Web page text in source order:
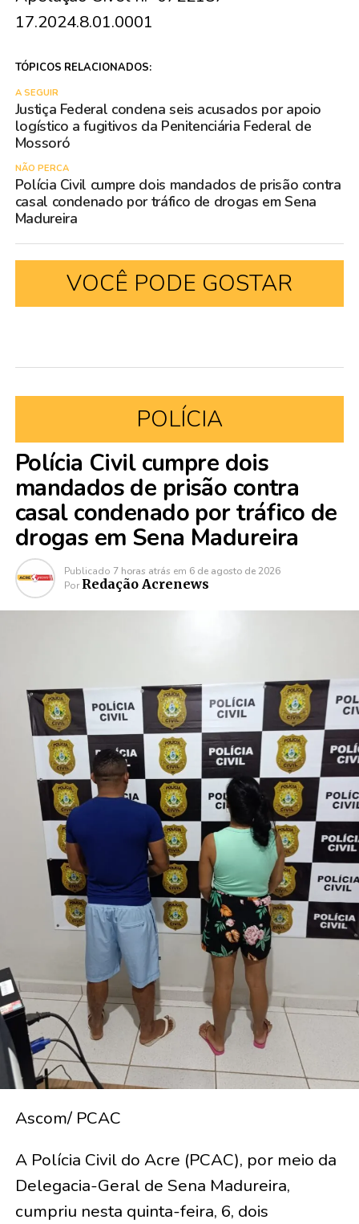
17.2024.8.01.0001
TÓPICOS RELACIONADOS:
A SEGUIR
Justiça Federal condena seis acusados por apoio
logístico a fugitivos da Penitenciária Federal de
Mossoró
NÃO PERCA
Polícia Civil cumpre dois mandados de prisão contra
casal condenado por tráfico de drogas em Sena
Madureira
VOCÊ PODE GOSTAR
POLÍCIA
Polícia Civil cumpre dois
mandados de prisão contra
casal condenado por tráfico de
drogas em Sena Madureira
Publicado 7 horas atrás em 6 de agosto de 2026
Por Redação Acrenews
Ascom/ PCAC
A Polícia Civil do Acre (PCAC), por meio da
Delegacia-Geral de Sena Madureira,
cumpriu nesta quinta-feira, 6, dois